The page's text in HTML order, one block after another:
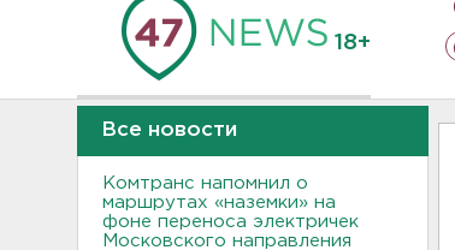
18+
Все новости
Комтранс напомнил о
маршрутах «наземки» на
фоне переноса электричек
Московского направления